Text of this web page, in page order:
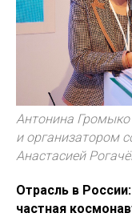
Антонина
и организатором
Анастасией
Отрасль в
частная